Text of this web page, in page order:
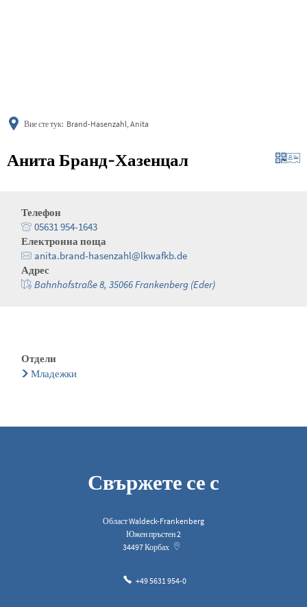
Вие сте тук: Brand-Hasenzahl, Anita
Анита Бранд-Хазенцал
Телефон
05631 954-1643
Електронна поща
anita.brand-hasenzahl@lkwafkb.de
Адрес
Bahnhofstraße 8, 35066 Frankenberg (Eder)
Отдели
Младежки
Свържете се с
Област Waldeck-Frankenberg
Южен пръстен 2
34497Корбах
+49 5631 954-0